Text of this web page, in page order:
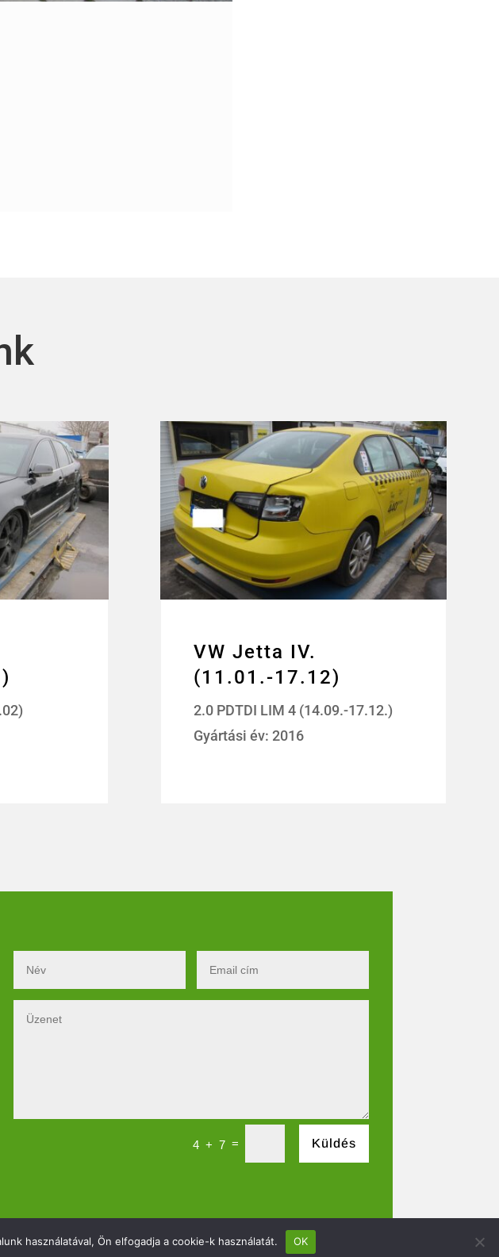
VW Jetta IV.
(11.01.-17.12)
2.0 PDTDI LIM 4 (14.09.-17.12.)
Gyártási év: 2016
4 + 7 = Küldés
használatával, Ön elfogadja a cookie-k használatát. OK